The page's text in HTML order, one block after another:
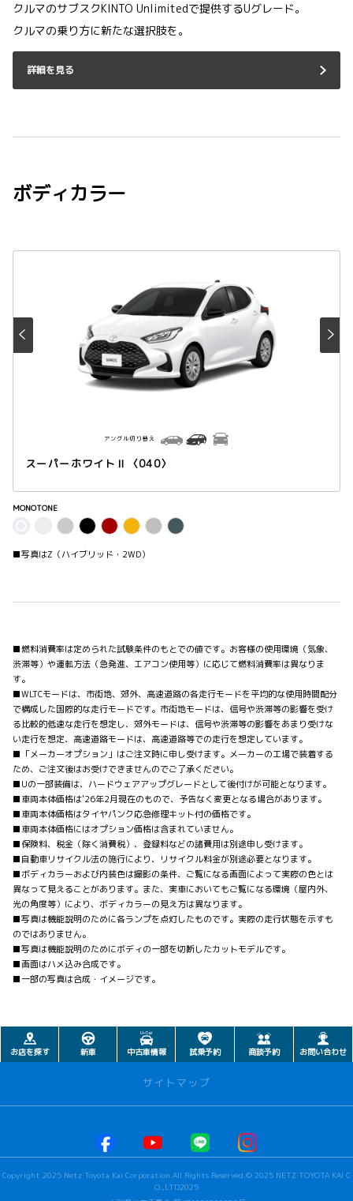
クルマのサブスクKINTO Unlimitedで提供するUグレード。
クルマの乗り方に新たな選択肢を。
詳細を見る
ボディカラー
スーパーホワイトⅡ〈040〉
アングル切り替え
MONOTONE
■写真はZ（ハイブリッド・2WD）
■燃料消費率は定められた試験条件のもとでの値です。お客様の使用環境（気象、
渋滞等）や運転方法（急発進、エアコン使用等）に応じて燃料消費率は異なりま
す。
■WLTCモードは、市街地、郊外、高速道路の各走行モードを平均的な使用時間配分
で構成した国際的な走行モードです。市街地モードは、信号や渋滞等の影響を受け
る比較的低速な走行を想定し、郊外モードは、信号や渋滞等の影響をあまり受けな
い走行を想定、高速道路モードは、高速道路等での走行を想定しています。
■「メーカーオプション」はご注文時に申し受けます。メーカーの工場で装着する
ため、ご注文後はお受けできませんのでご了承ください。
■Uの一部装備は、ハードウェアアップグレードとして後付けが可能となります。
■車両本体価格は'26年2月現在のもので、予告なく変更となる場合があります。
■車両本体価格はタイヤパンク応急修理キット付の価格です。
■車両本体価格にはオプション価格は含まれていません。
■保険料、税金（除く消費税）、登録料などの諸費用は別途申し受けます。
■自動車リサイクル法の施行により、リサイクル料金が別途必要となります。
■ボディカラーおよび内装色は撮影の条件、ご覧になる画面によって実際の色とは
異なって見えることがあります。また、実車においてもご覧になる環境（屋内外、
光の角度等）により、ボディカラーの見え方は異なります。
■写真は機能説明のために各ランプを点灯したものです。実際の走行状態を示すも
のではありません。
■写真は機能説明のためにボディの一部を切断したカットモデルです。
■画面はハメ込み合成です。
■一部の写真は合成・イメージです。
お店を探す 新車 中古車情報 試乗予約 商談予約 お問い合わせ
サイトマップ
河口湖店
Copyright 2025 Netz Toyota Kai Corporation.All Rights Reserved.© 2025 NETZ TOYOTA KAI C
O.,LTD2025